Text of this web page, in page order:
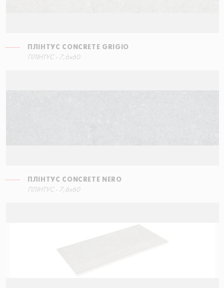
ПЛІНТУС CONCRETE GRIGIO
ПЛІНТУС - 7,6x60
ПЛІНТУС CONCRETE NERO
ПЛІНТУС - 7,6x60
СХОДИНКА КУТОВА ПРАВА
60x34,5